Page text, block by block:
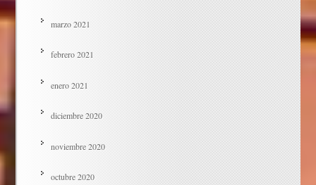
marzo 2021
febrero 2021
enero 2021
diciembre 2020
noviembre 2020
octubre 2020